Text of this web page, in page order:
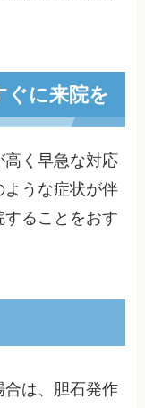
に来院を
く早急な対応
ような症状が伴
することをおす
は、胆石発作